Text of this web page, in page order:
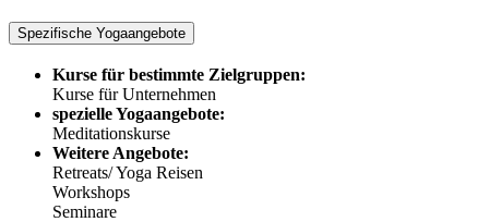
Spezifische Yogaangebote
Kurse für bestimmte Zielgruppen:
Kurse für Unternehmen
spezielle Yogaangebote:
Meditationskurse
Weitere Angebote:
Retreats/ Yoga Reisen
Workshops
Seminare